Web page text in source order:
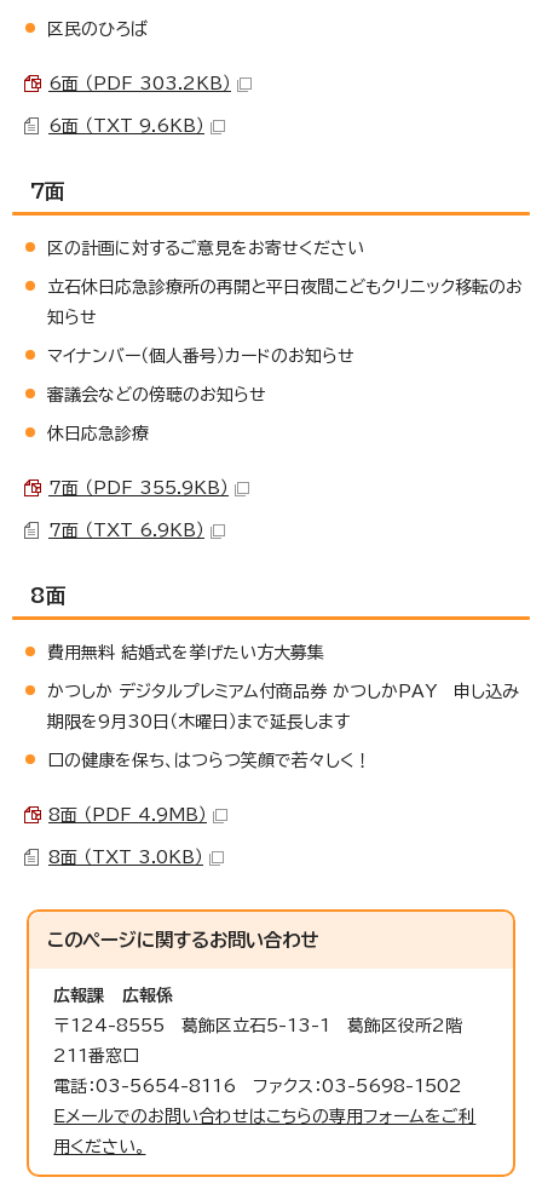
区民のひろば
6面 （PDF 303.2KB）
6面 （TXT 9.6KB）
7面
区の計画に対するご意見をお寄せください
立石休日応急診療所の再開と平日夜間こどもクリニック移転のお
知らせ
マイナンバー（個人番号）カードのお知らせ
審議会などの傍聴のお知らせ
休日応急診療
7面 （PDF 355.9KB）
7面 （TXT 6.9KB）
8面
費用無料 結婚式を挙げたい方大募集
かつしか デジタルプレミアム付商品券 かつしかPAY 申し込み
期限を9月30日（木曜日）まで延長します
口の健康を保ち、はつらつ笑顔で若々しく！
8面 （PDF 4.9MB）
8面 （TXT 3.0KB）
このページに関するお問い合わせ
広報課
広報係
〒124-8555 葛飾区立石5-13-1 葛飾区役所2階
211番窓口
電話：03-5654-8116 ファクス：03-5698-1502
Eメールでのお問い合わせはこちらの専用フォームをご利
用ください。